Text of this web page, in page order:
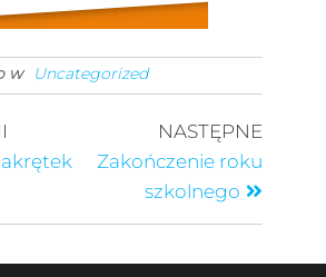
w Uncategorized
NASTĘPNE
Zakończenie roku
szkolnego